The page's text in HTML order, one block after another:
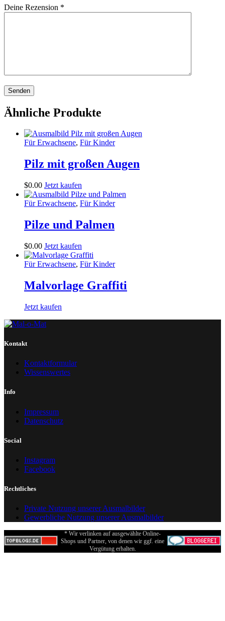
Deine Rezension *
Ähnliche Produkte
Für Erwachsene, Für Kinder
Pilz mit großen Augen
$0.00 Jetzt kaufen
Für Erwachsene, Für Kinder
Pilze und Palmen
$0.00 Jetzt kaufen
Für Erwachsene, Für Kinder
Malvorlage Graffiti
Jetzt kaufen
Kontakt
Kontaktformular
Wissenswertes
Info
Impressum
Datenschutz
Social
Instagram
Facebook
Rechtliches
Private Nutzung unserer Ausmalbilder
Gewerbliche Nutzung unserer Ausmalbilder
* Wir verlinken auf ausgewählte Online-
Shops und Partner, von denen wir ggf. eine
Vergütung erhalten.